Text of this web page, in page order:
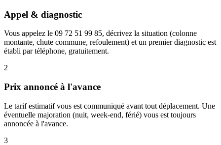
Appel & diagnostic
Vous appelez le 09 72 51 99 85, décrivez la situation (colonne
montante, chute commune, refoulement) et un premier diagnostic est
établi par téléphone, gratuitement.
2
Prix annoncé à l'avance
Le tarif estimatif vous est communiqué avant tout déplacement. Une
éventuelle majoration (nuit, week-end, férié) vous est toujours
annoncée à l'avance.
3